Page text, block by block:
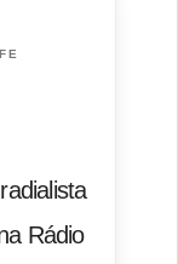
Rádio